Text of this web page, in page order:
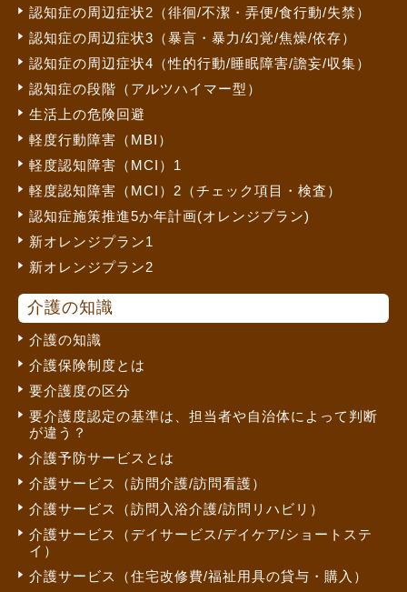
認知症の周辺症状2（徘徊/不潔・弄便/食行動/失禁）
認知症の周辺症状3（暴言・暴力/幻覚/焦燥/依存）
認知症の周辺症状4（性的行動/睡眠障害/譫妄/収集）
認知症の段階（アルツハイマー型）
生活上の危険回避
軽度行動障害（MBI）
軽度認知障害（MCI）1
軽度認知障害（MCI）2（チェック項目・検査）
認知症施策推進5か年計画(オレンジプラン)
新オレンジプラン1
新オレンジプラン2
介護の知識
介護の知識
介護保険制度とは
要介護度の区分
要介護度認定の基準は、担当者や自治体によって判断
が違う？
介護予防サービスとは
介護サービス（訪問介護/訪問看護）
介護サービス（訪問入浴介護/訪問リハビリ）
介護サービス（デイサービス/デイケア/ショートステ
イ）
介護サービス（住宅改修費/福祉用具の貸与・購入）